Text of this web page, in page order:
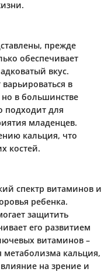
прежде
обеспечивает
вкус.
в
в большинстве
подходит для
младенцев.
кальция, что
костей.
спектр витаминов и
ребенка.
защитить
его развитием
витаминов –
кальция,
на зрение и